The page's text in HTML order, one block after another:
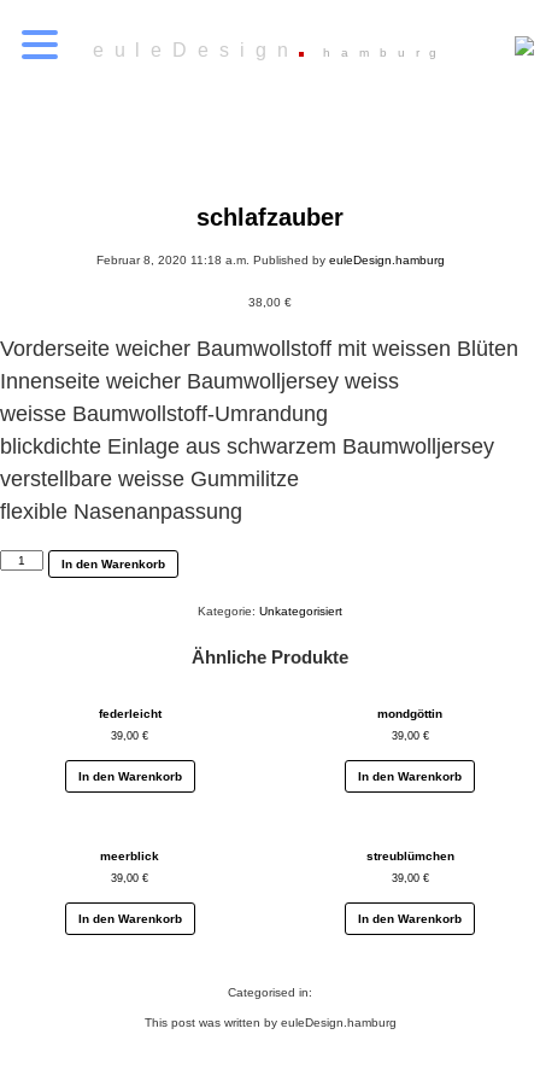
euleDesign hamburg
schlafzauber
Februar 8, 2020 11:18 a.m. Published by euleDesign.hamburg
38,00 €
Vorderseite weicher Baumwollstoff mit weissen Blüten
Innenseite weicher Baumwolljersey weiss
weisse Baumwollstoff-Umrandung
blickdichte Einlage aus schwarzem Baumwolljersey
verstellbare weisse Gummilitze
flexible Nasenanpassung
schlafzauberIn den Warenkorb
Kategorie: Unkategorisiert
Ähnliche Produkte
federleicht
39,00€
In den Warenkorb
mondgöttin
39,00 €
In den Warenkorb
meerblick
39,00€
In den Warenkorb
streublümchen
39,00 €
In den Warenkorb
Categorised in:
This post was written by euleDesign.hamburg